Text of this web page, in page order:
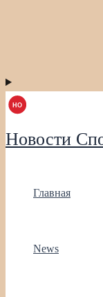
Новости
Главная
News